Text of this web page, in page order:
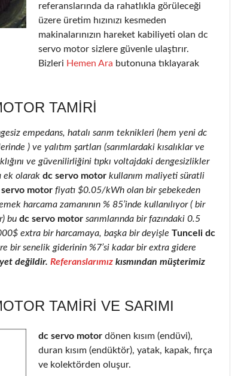
referanslarında da rahatlıkla görüleceği
üzere üretim hızınızı kesmeden
makinalarınızın hareket kabiliyeti olan dc
servo motor sizlere güvenle ulaştırır.
Bizleri Hemen Ara butonuna tıklayarak
TAMIRI
empedans, hatalı sarım teknikleri (hem yeni dc
) ve yalıtım şartları (sarımlardaki kısalıklar ve
ve güvenilirliğini tıpkı voltajdaki dengesizlikler
ek olarak dc servo motor kullanım maliyeti süratli
motor fiyatı $0.05/kWh olan bir şebekeden
harcama zamanının % 85’inde kullanılıyor ( bir
bu dc servo motor sarımlarında bir fazındaki 0.5
extra bir harcamaya, başka bir deyişle Tunceli dc
bir senelik giderinin %7’si kadar bir extra gidere
değildir. Referanslarımız kısmından müşterimiz
TAMIRI VE SARIMI
dc servo motor dönen kısım (endüvi),
duran kısım (endüktör), yatak, kapak, fırça
ve kolektörden oluşur.